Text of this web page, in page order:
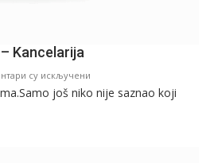
Kancelarija
су искључени
Beogradska
još niko nije saznao koji